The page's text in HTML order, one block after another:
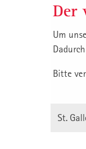
Der
Um
Bitte
St.